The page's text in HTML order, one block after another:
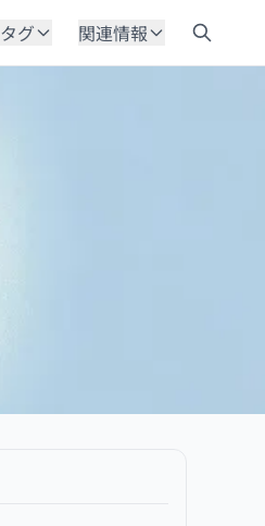
タグ 関連情報